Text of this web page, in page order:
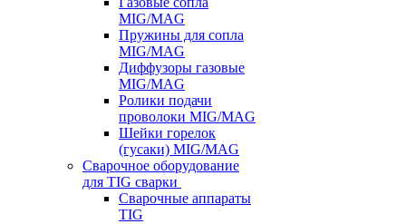
MIG/MAG
Пружины для сопла
MIG/MAG
Диффузоры газовые
MIG/MAG
Ролики подачи
проволоки MIG/MAG
Шейки горелок
(гусаки) MIG/MAG
Сварочное оборудование
для TIG сварки
Сварочные аппараты
TIG